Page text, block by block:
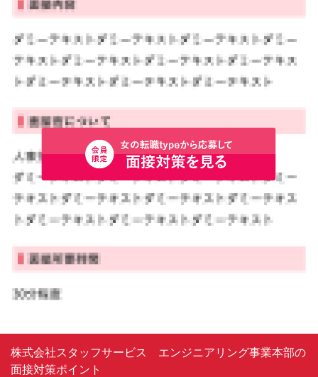
株式会社スタッフサービス エンジニアリング事業本部の
面接対策ポイント